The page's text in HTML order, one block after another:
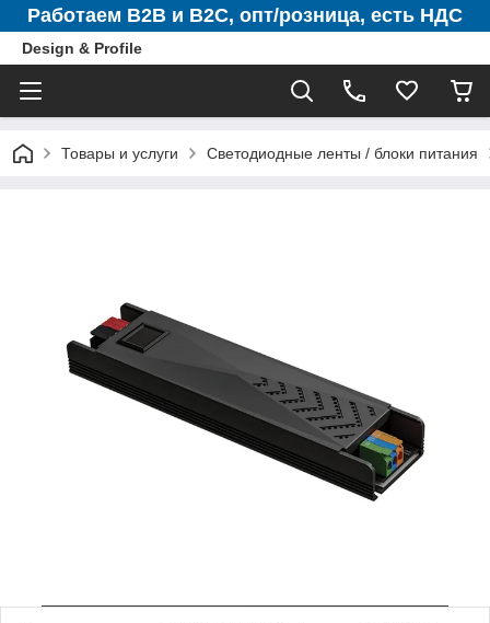
Работаем B2B и B2C, опт/розница, есть НДС
Design & Profile
Товары и услуги Светодиодные ленты / блоки питания